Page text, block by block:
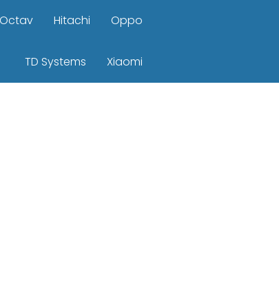
Hitachi Oppo
TD Systems Xiaomi